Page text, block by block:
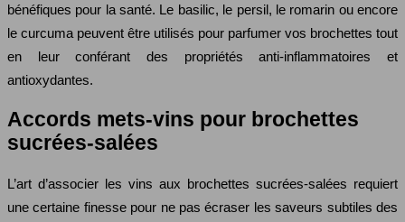
bénéfiques pour la santé. Le basilic, le persil, le romarin ou encore
le curcuma peuvent être utilisés pour parfumer vos brochettes tout
en leur conférant des propriétés anti-inflammatoires et
antioxydantes.
Accords mets-vins pour brochettes
sucrées-salées
L’art d’associer les vins aux brochettes sucrées-salées requiert
une certaine finesse pour ne pas écraser les saveurs subtiles des